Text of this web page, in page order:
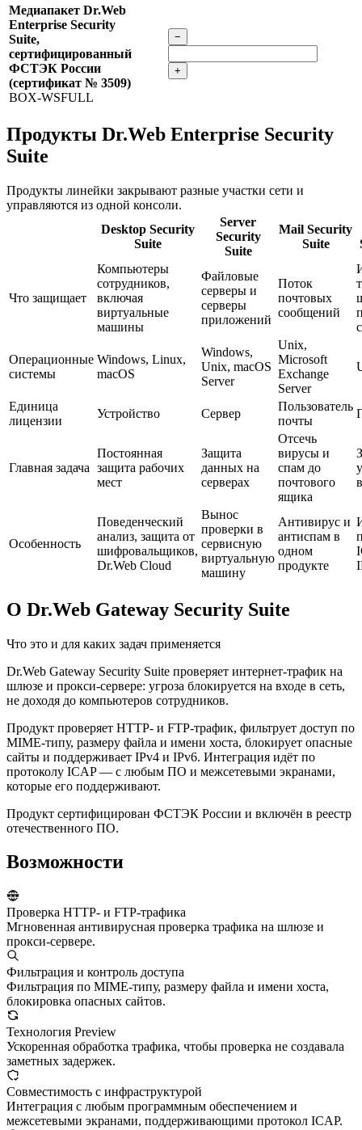
Медиапакет Dr.Web
Enterprise Security
Suite,
сертифицированный
ФСТЭК России
(сертификат № 3509)
BOX-WSFULL
−
+
Продукты Dr.Web Enterprise Security
Suite
Продукты линейки закрывают разные участки сети и
управляются из одной консоли.
Desktop Security
Suite
Server
Security
Suite
Mail Security
Suite
Что защищает
Компьютеры
сотрудников,
включая
виртуальные
машины
Файловые
серверы и
серверы
приложений
Поток
почтовых
сообщений
Операционные
системы
Windows, Linux,
macOS
Windows,
Unix, macOS
Server
Unix,
Microsoft
Exchange
Server
Единица
лицензии
Устройство Сервер
Пользователь
почты
Главная задача
Постоянная
защита рабочих
мест
Защита
данных на
серверах
Отсечь
вирусы и
спам до
почтового
ящика
Особенность
Поведенческий
анализ, защита от
шифровальщиков,
Dr.Web Cloud
Вынос
проверки в
сервисную
виртуальную
машину
Антивирус и
антиспам в
одном
продукте
О Dr.Web Gateway Security Suite
Что это и для каких задач применяется
Dr.Web Gateway Security Suite проверяет интернет-трафик на
шлюзе и прокси-сервере: угроза блокируется на входе в сеть,
не доходя до компьютеров сотрудников.
Продукт проверяет HTTP- и FTP-трафик, фильтрует доступ по
MIME-типу, размеру файла и имени хоста, блокирует опасные
сайты и поддерживает IPv4 и IPv6. Интеграция идёт по
протоколу ICAP — с любым ПО и межсетевыми экранами,
которые его поддерживают.
Продукт сертифицирован ФСТЭК России и включён в реестр
отечественного ПО.
Возможности
Проверка HTTP- и FTP-трафика
Мгновенная антивирусная проверка трафика на шлюзе и
прокси-сервере.
Фильтрация и контроль доступа
Фильтрация по MIME-типу, размеру файла и имени хоста,
блокировка опасных сайтов.
Технология Preview
Ускоренная обработка трафика, чтобы проверка не создавала
заметных задержек.
Совместимость с инфраструктурой
Интеграция с любым программным обеспечением и
межсетевыми экранами, поддерживающими протокол ICAP.